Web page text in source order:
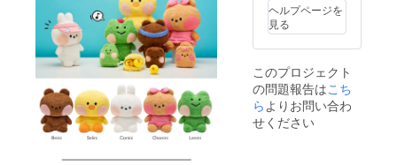
ヘルプページを
見る
このプロジェクト
の問題報告はこち
ら よりお問い合わ
せください